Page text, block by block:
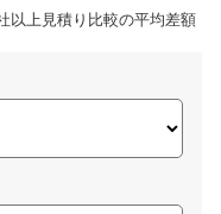
以上見積り比較の平均差額